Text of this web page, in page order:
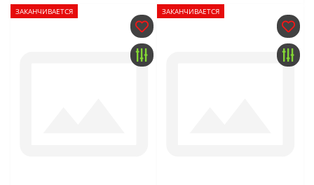
ЗАКАНЧИВАЕТСЯ ЗАКАНЧИВАЕТСЯ